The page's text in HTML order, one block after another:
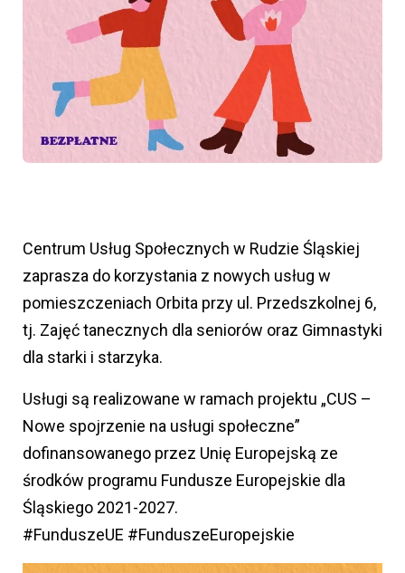
Centrum Usług Społecznych w Rudzie Śląskiej
zaprasza do korzystania z nowych usług w
pomieszczeniach Orbita przy ul. Przedszkolnej 6,
tj. Zajęć tanecznych dla seniorów oraz Gimnastyki
dla starki i starzyka.
Usługi są realizowane w ramach projektu „CUS –
Nowe spojrzenie na usługi społeczne”
dofinansowanego przez Unię Europejską ze
środków programu Fundusze Europejskie dla
Śląskiego 2021-2027.
#FunduszeUE #FunduszeEuropejskie